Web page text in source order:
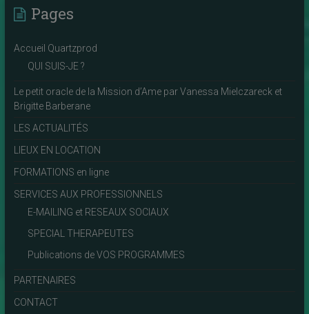
Pages
Accueil Quartzprod
QUI SUIS-JE ?
Le petit oracle de la Mission d’Ame par Vanessa Mielczareck et
Brigitte Barberane
LES ACTUALITÉS
LIEUX EN LOCATION
FORMATIONS en ligne
SERVICES AUX PROFESSIONNELS
E-MAILING et RESEAUX SOCIAUX
SPECIAL THERAPEUTES
Publications de VOS PROGRAMMES
PARTENAIRES
CONTACT